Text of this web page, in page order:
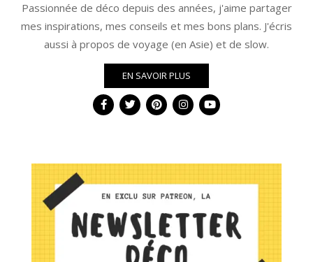
Passionnée de déco depuis des années, j'aime partager
mes inspirations, mes conseils et mes bons plans. J'écris
aussi à propos de voyage (en Asie) et de slow.
EN SAVOIR PLUS